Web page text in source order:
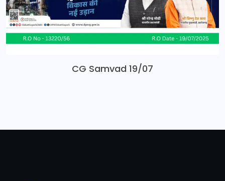
CG Samvad 19/07